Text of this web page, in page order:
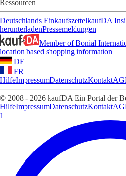
Ressourcen
Deutschlands EinkaufszettelkaufDA
herunterladenPressemeldungen
Member of Bonial
location based shopping information
DE
FR
HilfeImpressumDatenschutzKontakt
© 2008 - 2026 kaufDA Ein Portal der
HilfeImpressumDatenschutzKontakt
1